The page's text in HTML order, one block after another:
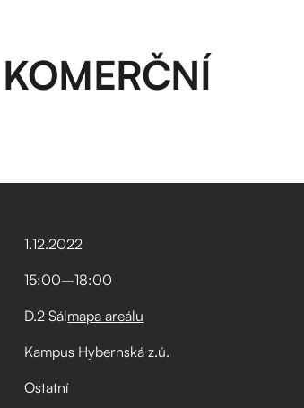
1.12.2022
15:00–⁠18:00
D.2 Sálmapa areálu
Kampus Hybernská z.ú.
Ostatní